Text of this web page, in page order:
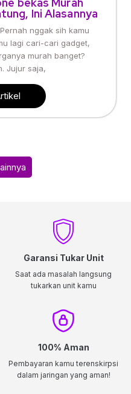
bekas Murah
Ini Alasannya
Pernah nggak sih kamu
lagi cari-cari gadget,
murah banget?
Jujur saja,
Garansi Tukar Unit
Saat ada masalah langsung
tukarkan unit kamu
100% Aman
Pembayaran kamu terenskirpsi
dalam jaringan yang aman!